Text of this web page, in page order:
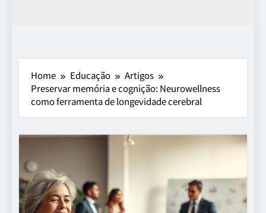
Home Educação
Artigos
Preservar memória e cognição: Neurowellness
como ferramenta de longevidade cerebral